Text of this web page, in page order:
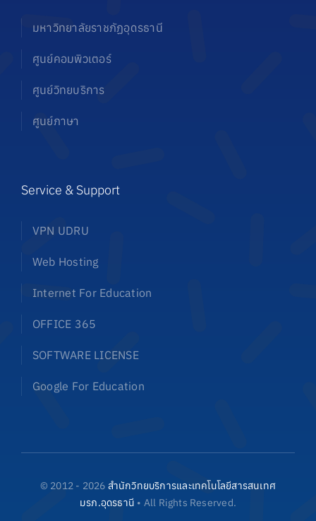
มหาวิทยาลัยราชภัฏอุดรธานี
ศูนย์คอมพิวเตอร์
ศูนย์วิทยบริการ
ศูนย์ภาษา
Service & Support
VPN UDRU
Web Hosting
Internet For Education
OFFICE 365
SOFTWARE LICENSE
Google For Education
© 2012 - 2026 สำนักวิทยบริการและเทคโนโลยีสารสนเทศ
มรภ.อุดรธานี • All Rights Reserved.